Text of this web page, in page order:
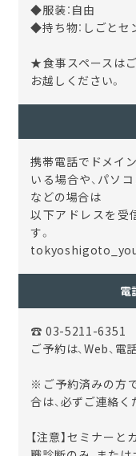
◆服装：自由
◆持ち物：しごとセ
★食事スペースは
お越しください。
携帯電話でドメイ
いる場合や、パソ
などの場合は
以下アドレスを受
す。
電
☎ 03-5211-6351
ご予約は、Web、電
※ご予約済みの方
合は、必ずご連絡く
【注意】セミナー